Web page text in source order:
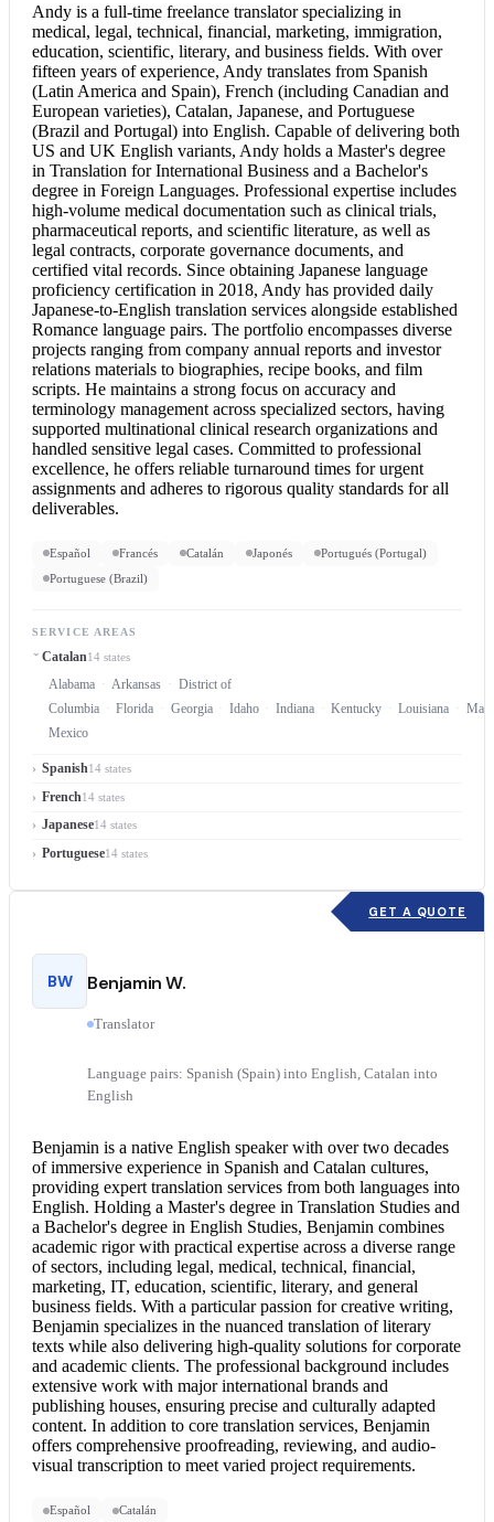
Andy is a full-time freelance translator specializing in
medical, legal, technical, financial, marketing, immigration,
education, scientific, literary, and business fields. With over
fifteen years of experience, Andy translates from Spanish
(Latin America and Spain), French (including Canadian and
European varieties), Catalan, Japanese, and Portuguese
(Brazil and Portugal) into English. Capable of delivering both
US and UK English variants, Andy holds a Master's degree
in Translation for International Business and a Bachelor's
degree in Foreign Languages. Professional expertise includes
high-volume medical documentation such as clinical trials,
pharmaceutical reports, and scientific literature, as well as
legal contracts, corporate governance documents, and
certified vital records. Since obtaining Japanese language
proficiency certification in 2018, Andy has provided daily
Japanese-to-English translation services alongside established
Romance language pairs. The portfolio encompasses diverse
projects ranging from company annual reports and investor
relations materials to biographies, recipe books, and film
scripts. He maintains a strong focus on accuracy and
terminology management across specialized sectors, having
supported multinational clinical research organizations and
handled sensitive legal cases. Committed to professional
excellence, he offers reliable turnaround times for urgent
assignments and adheres to rigorous quality standards for all
deliverables.
Español Francés Catalán Japonés
Portugués (Portugal)
Portuguese (Brazil)
SERVICE AREAS
Catalan14 states
Alabama Arkansas
District of
Columbia
Florida Georgia Idaho Indiana Kentucky Louisiana
Mexico
Spanish14 states
French14 states
Japanese14 states
Portuguese14 states
GET A QUOTE
BW Benjamin W.
Translator
Language pairs: Spanish (Spain) into English, Catalan into
English
Benjamin is a native English speaker with over two decades
of immersive experience in Spanish and Catalan cultures,
providing expert translation services from both languages into
English. Holding a Master's degree in Translation Studies and
a Bachelor's degree in English Studies, Benjamin combines
academic rigor with practical expertise across a diverse range
of sectors, including legal, medical, technical, financial,
marketing, IT, education, scientific, literary, and general
business fields. With a particular passion for creative writing,
Benjamin specializes in the nuanced translation of literary
texts while also delivering high-quality solutions for corporate
and academic clients. The professional background includes
extensive work with major international brands and
publishing houses, ensuring precise and culturally adapted
content. In addition to core translation services, Benjamin
offers comprehensive proofreading, reviewing, and audio-
visual transcription to meet varied project requirements.
Español Catalán